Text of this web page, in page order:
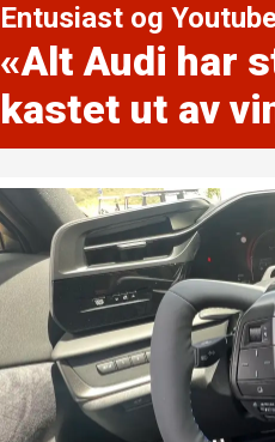
Entusiast og
«Alt Audi har
kastet ut av